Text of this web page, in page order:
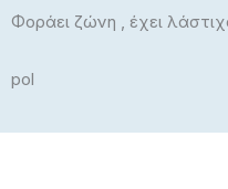
Φοράει ζώνη , έχει
pol